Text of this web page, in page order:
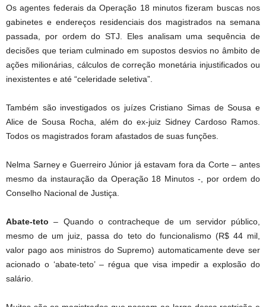
Os agentes federais da Operação 18 minutos fizeram buscas nos
gabinetes e endereços residenciais dos magistrados na semana
passada, por ordem do STJ. Eles analisam uma sequência de
decisões que teriam culminado em supostos desvios no âmbito de
ações milionárias, cálculos de correção monetária injustificados ou
inexistentes e até “celeridade seletiva”.
Também são investigados os juízes Cristiano Simas de Sousa e
Alice de Sousa Rocha, além do ex-juiz Sidney Cardoso Ramos.
Todos os magistrados foram afastados de suas funções.
Nelma Sarney e Guerreiro Júnior já estavam fora da Corte – antes
mesmo da instauração da Operação 18 Minutos -, por ordem do
Conselho Nacional de Justiça.
Abate-teto – Quando o contracheque de um servidor público,
mesmo de um juiz, passa do teto do funcionalismo (R$ 44 mil,
valor pago aos ministros do Supremo) automaticamente deve ser
acionado o ‘abate-teto’ – régua que visa impedir a explosão do
salário.